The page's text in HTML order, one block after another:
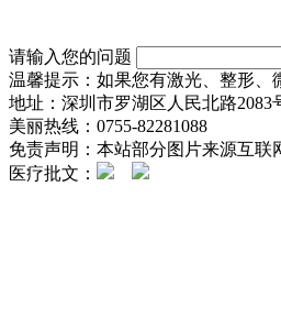
请输入您的问题
温馨提示：如果您有激光、整形
地址：深圳市罗湖区人民北路
美丽热线：0755-82281088
免责声明：本站部分图片来源互联
医疗批文：